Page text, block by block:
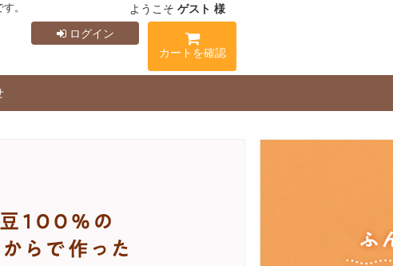
。 ようこそ ゲスト 様
ログイン
カートを確認